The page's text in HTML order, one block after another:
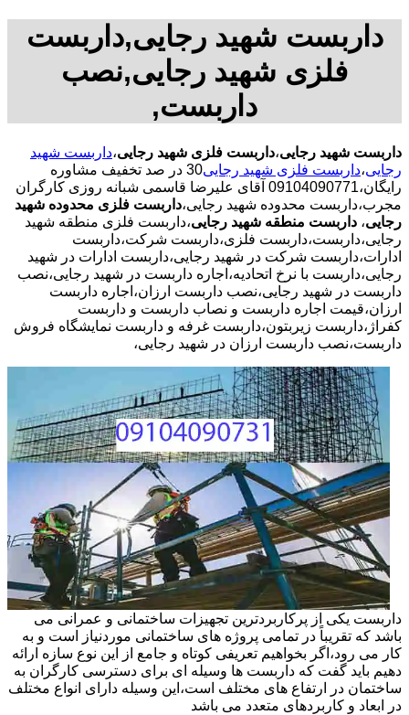
داربست شهید رجایی,داربست
فلزی شهید رجایی,نصب
داربست,
داربست شهید رجایی،داربست فلزی شهید رجایی،داربست شهید
رجایی،داربست فلزی شهید رجایی
30 در صد تخفیف مشاوره
رایگان،09104090771 آقای علیرضا قاسمی شبانه روزی کارگران
مجرب،داربست محدوده شهید رجایی،داربست فلزی محدوده شهید
رجایی، داربست منطقه شهید رجایی،داربست فلزی منطقه شهید
رجایی،داربست،داربست فلزی،داربست شرکت،داربست
ادارات،داربست شرکت در شهید رجایی،داربست ادارات در شهید
رجایی،داربست با نرخ اتحادیه،اجاره داربست در شهید رجایی،نصب
داربست در شهید رجایی،نصب داربست ارزان،اجاره داربست
ارزان،قیمت اجاره داربست و نصاب داربست و داربست
کفراژ،داربست زیربتون،داربست غرفه و داربست نمایشگاه فروش
داربست،نصب داربست ارزان در شهید رجایی،
داربست یکی از پرکاربردترین تجهیزات ساختمانی و عمرانی می
باشد که تقریباً در تمامی پروژه های ساختمانی موردنیاز است و به
کار می رود،اگر بخواهیم تعریفی کوتاه و جامع از این نوع سازه ارائه
دهیم باید گفت که داربست ها وسیله ای برای دسترسی کارگران به
ساختمان در ارتفاع های مختلف است،این وسیله دارای انواع مختلف
در ابعاد و کاربردهای متعدد می باشد